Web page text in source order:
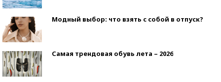
Модный выбор: что взять с собой в отпуск?
Самая трендовая обувь лета – 2026